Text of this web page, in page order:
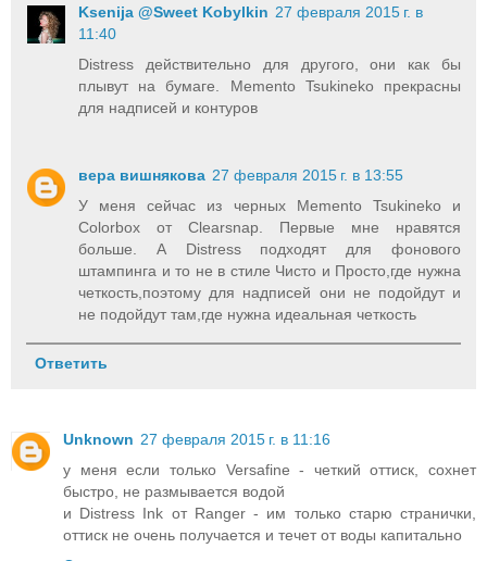
Ksenija @Sweet Kobylkin 27 февраля 2015 г. в
11:40
Distress действительно для другого, они как бы
плывут на бумаге. Memento Tsukineko прекрасны
для надписей и контуров
вера вишнякова 27 февраля 2015 г. в 13:55
У меня сейчас из черных Memento Tsukineko и
Colorbox от Clearsnap. Первые мне нравятся
больше. А Distress подходят для фонового
штампинга и то не в стиле Чисто и Просто,где нужна
четкость,поэтому для надписей они не подойдут и
не подойдут там,где нужна идеальная четкость
Ответить
Unknown 27 февраля 2015 г. в 11:16
у меня если только Versafine - четкий оттиск, сохнет
быстро, не размывается водой
и Distress Ink от Ranger - им только старю странички,
оттиск не очень получается и течет от воды капитально